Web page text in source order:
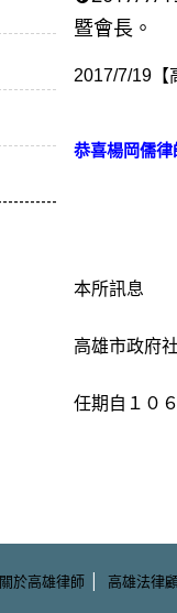
暨會長。
2017/7/19【
恭喜楊岡儒律
本所訊息
高雄市政府
任期自１０
關於高雄律師 | 高雄法律